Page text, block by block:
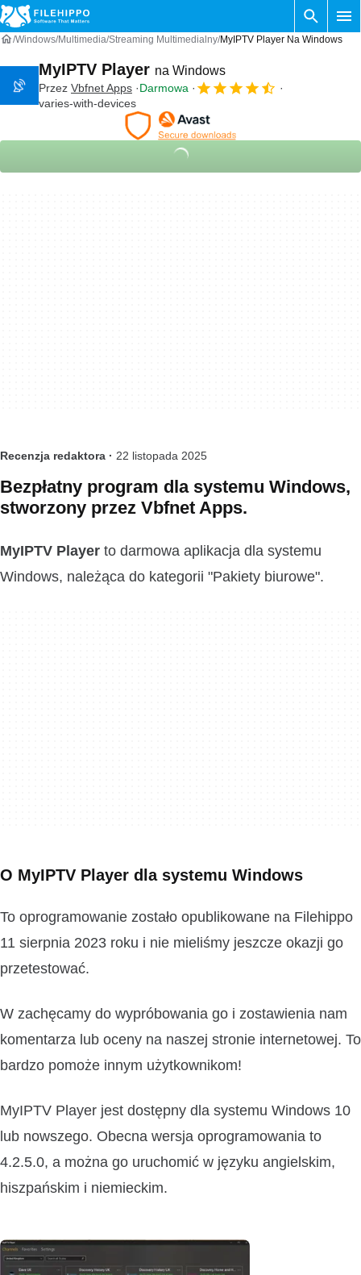
Windows Multimedia Streaming Multimedialny MyIPTV Player Na Windows
MyIPTV Player na Windows
Przez ‪Vbfnet Apps‬
Darmowa
varies-with-devices
Recenzja redaktora · 22 listopada 2025
Bezpłatny program dla systemu Windows,
stworzony przez ‪Vbfnet Apps‬.
MyIPTV Player to darmowa aplikacja dla systemu
Windows, należąca do kategorii "Pakiety biurowe".
O MyIPTV Player dla systemu Windows
To oprogramowanie zostało opublikowane na Filehippo
11 sierpnia 2023 roku i nie mieliśmy jeszcze okazji go
przetestować.
W zachęcamy do wypróbowania go i zostawienia nam
komentarza lub oceny na naszej stronie internetowej. To
bardzo pomoże innym użytkownikom!
MyIPTV Player jest dostępny dla systemu Windows 10
lub nowszego. Obecna wersja oprogramowania to
4.2.5.0, a można go uruchomić w języku angielskim,
hiszpańskim i niemieckim.